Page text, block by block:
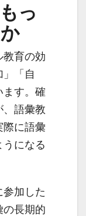
っ
教育の効
「自
ます。確
、語彙教
際に語彙
うになる
加した
の長期的